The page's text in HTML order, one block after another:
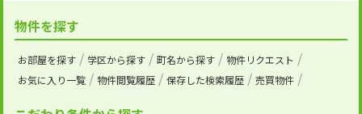
物件を探す
お部屋を探す 学区から探す 町名から探す
物件リクエスト
お気に入り一覧
物件閲覧履歴 保存した検索履歴 売買物件